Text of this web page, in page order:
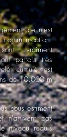
ce n'est
vraiment
parfois très
cumulé est
de 10.000 m
sous estiment
n'arrivent pas
niveau requis